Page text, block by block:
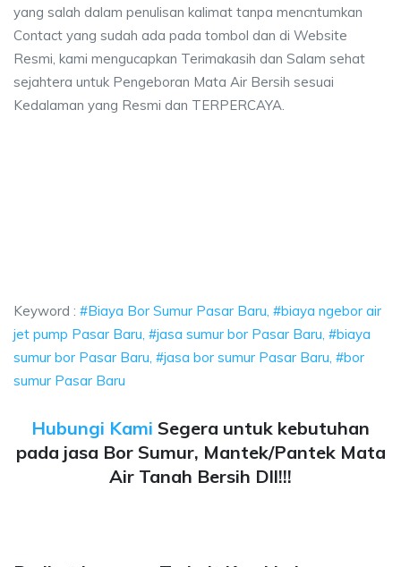
yang salah dalam penulisan kalimat tanpa mencntumkan
Contact yang sudah ada pada tombol dan di Website
Resmi, kami mengucapkan Terimakasih dan Salam sehat
sejahtera untuk Pengeboran Mata Air Bersih sesuai
Kedalaman yang Resmi dan TERPERCAYA.
Keyword : #Biaya Bor Sumur Pasar Baru, #biaya ngebor air
jet pump Pasar Baru, #jasa sumur bor Pasar Baru, #biaya
sumur bor Pasar Baru, #jasa bor sumur Pasar Baru, #bor
sumur Pasar Baru
Hubungi Kami Segera untuk kebutuhan
pada jasa Bor Sumur, Mantek/Pantek Mata
Air Tanah Bersih Dll!!!